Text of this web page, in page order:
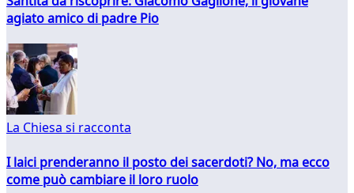
agiato amico di padre Pio
La Chiesa si racconta
I laici prenderanno il posto dei sacerdoti? No, ma ecco
come può cambiare il loro ruolo